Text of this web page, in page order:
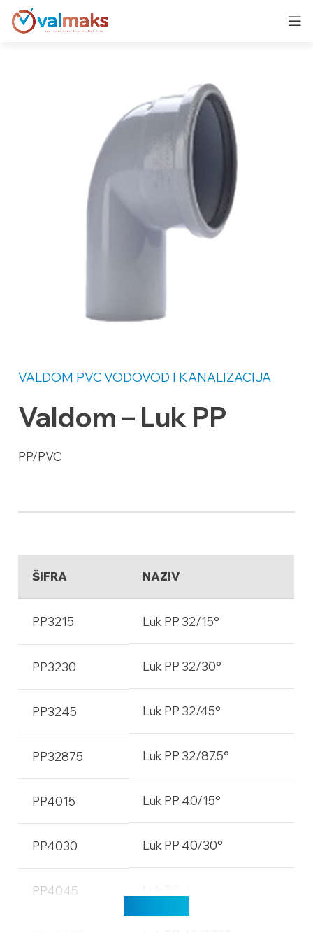
Valdom – Luk PP
PP/PVC
VALDOM PVCVODOVOD I KANALIZACIJA
ŠIFRA NAZIV
PP3215 Luk PP 32/15°
PP3230 Luk PP 32/30°
PP3245 Luk PP 32/45°
PP32875 Luk PP 32/87.5°
PP4015 Luk PP 40/15°
PP4030 Luk PP 40/30°
PP4045